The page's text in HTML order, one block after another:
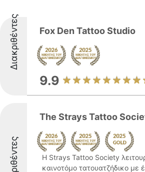
Διακριθέντες Fox Den Tattoo Studio
9.9
The Strays Tattoo
Η Strays Tattoo Society
καινοτόμο τατουατζήδικο με